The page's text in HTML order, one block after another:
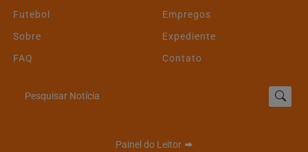
Futebol
Empregos
Sobre
Expediente
FAQ
Contato
Pesquisar Notícia
Painel do Leitor